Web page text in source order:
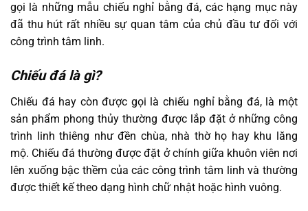
gọi là những mẫu chiếu nghỉ bằng đá, các hạng mục này
đã thu hút rất nhiều sự quan tâm của chủ đầu tư đối với
công trình tâm linh.
Chiếu đá là gì?
Chiếu đá hay còn được gọi là chiếu nghỉ bằng đá, là một
sản phẩm phong thủy thường được lắp đặt ở những công
trình linh thiêng như đền chùa, nhà thờ họ hay khu lăng
mộ. Chiếu đá thường được đặt ở chính giữa khuôn viên nơi
lên xuống bậc thềm của các công trình tâm linh và thường
được thiết kế theo dạng hình chữ nhật hoặc hình vuông.